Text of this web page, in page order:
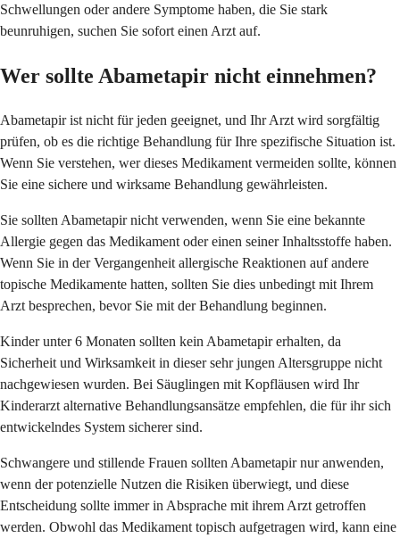
Schwellungen oder andere Symptome haben, die Sie stark
beunruhigen, suchen Sie sofort einen Arzt auf.
Wer sollte Abametapir nicht einnehmen?
Abametapir ist nicht für jeden geeignet, und Ihr Arzt wird sorgfältig
prüfen, ob es die richtige Behandlung für Ihre spezifische Situation ist.
Wenn Sie verstehen, wer dieses Medikament vermeiden sollte, können
Sie eine sichere und wirksame Behandlung gewährleisten.
Sie sollten Abametapir nicht verwenden, wenn Sie eine bekannte
Allergie gegen das Medikament oder einen seiner Inhaltsstoffe haben.
Wenn Sie in der Vergangenheit allergische Reaktionen auf andere
topische Medikamente hatten, sollten Sie dies unbedingt mit Ihrem
Arzt besprechen, bevor Sie mit der Behandlung beginnen.
Kinder unter 6 Monaten sollten kein Abametapir erhalten, da
Sicherheit und Wirksamkeit in dieser sehr jungen Altersgruppe nicht
nachgewiesen wurden. Bei Säuglingen mit Kopfläusen wird Ihr
Kinderarzt alternative Behandlungsansätze empfehlen, die für ihr sich
entwickelndes System sicherer sind.
Schwangere und stillende Frauen sollten Abametapir nur anwenden,
wenn der potenzielle Nutzen die Risiken überwiegt, und diese
Entscheidung sollte immer in Absprache mit ihrem Arzt getroffen
werden. Obwohl das Medikament topisch aufgetragen wird, kann eine